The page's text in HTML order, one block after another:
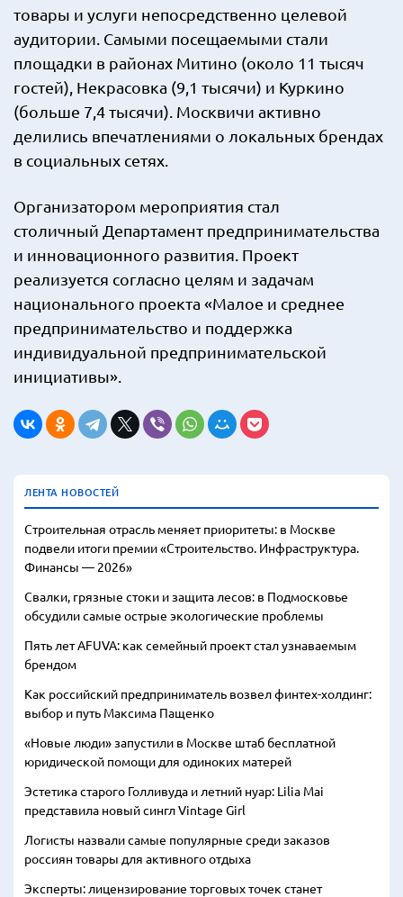
товары и услуги непосредственно целевой
аудитории. Самыми посещаемыми стали
площадки в районах Митино (около 11 тысяч
гостей), Некрасовка (9,1 тысячи) и Куркино
(больше 7,4 тысячи). Москвичи активно
делились впечатлениями о локальных брендах
в социальных сетях.
Организатором мероприятия стал
столичный Департамент предпринимательства
и инновационного развития. Проект
реализуется согласно целям и задачам
национального проекта «Малое и среднее
предпринимательство и поддержка
индивидуальной предпринимательской
инициативы».
ЛЕНТА НОВОСТЕЙ
Строительная отрасль меняет приоритеты: в Москве
подвели итоги премии «Строительство. Инфраструктура.
Финансы — 2026»
Свалки, грязные стоки и защита лесов: в Подмосковье
обсудили самые острые экологические проблемы
Пять лет AFUVA: как семейный проект стал узнаваемым
брендом
Как российский предприниматель возвел финтех-холдинг:
выбор и путь Максима Пащенко
«Новые люди» запустили в Москве штаб бесплатной
юридической помощи для одиноких матерей
Эстетика старого Голливуда и летний нуар: Lilia Mai
представила новый сингл Vintage Girl
Логисты назвали самые популярные среди заказов
россиян товары для активного отдыха
Эксперты: лицензирование торговых точек станет